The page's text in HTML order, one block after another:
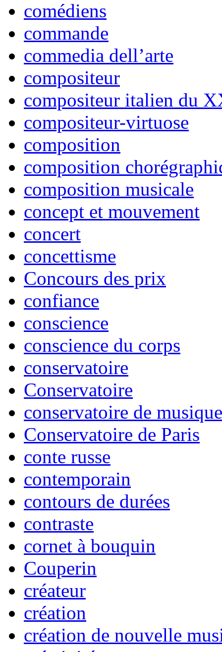
comédiens
commande
commedia dell’arte
compositeur
compositeur italien du
compositeur-virtuose
composition
composition
composition musicale
concept et mouvement
concert
concettisme
Concours des prix
confiance
conscience
conscience du corps
conservatoire
Conservatoire
conservatoire de musique
Conservatoire de Paris
conte russe
contemporain
contours de durées
contraste
cornet à bouquin
Couperin
créateur
création
création de nouvelle